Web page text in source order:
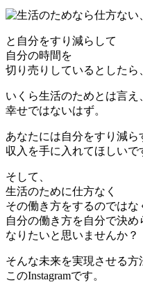
と自分をすり減らして
自分の時間を
切り売りしているとしたら
いくら生活のためとは言え
幸せではないはず。
あなたには自分をすり減ら
収入を手に入れてほしいで
そして、
生活のために仕方なく
その働き方をするのではな
自分の働き方を自分で決め
なりたいと思いませんか？
そんな未来を実現させる方
このInstagramです。